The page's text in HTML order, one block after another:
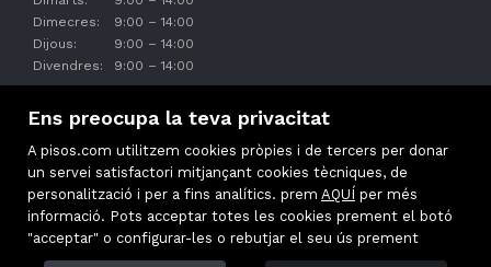
Ens preocupa la teva privacitat
A pisos.com utilitzem cookies pròpies i de tercers per donar
un servei satisfactori mitjançant cookies tècniques, de
personalització i per a fins analítics. prem AQUÍ per més
informació. Pots acceptar totes les cookies prement el botó
"acceptar" o configurar-les o rebutjar el seu ús prement
Dimecres:
9:00 – 14:00
Dijous:
9:00 – 14:00
Divendres:
9:00 – 14:00
Immobles destacats